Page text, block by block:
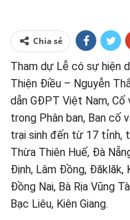
Chia sẻ
Tham dự Lễ có sự hiện
Thiện Điều – Nguyễn
dẫn GĐPT Việt Nam, Cố
trong Phân ban, Ban cố
trại sinh đến từ 17 tỉnh,
Thừa Thiên Huế, Đà
Định, Lâm Đồng, Đăklăk,
Đồng Nai, Bà Rịa Vũng
Bạc Liêu, Kiên Giang.